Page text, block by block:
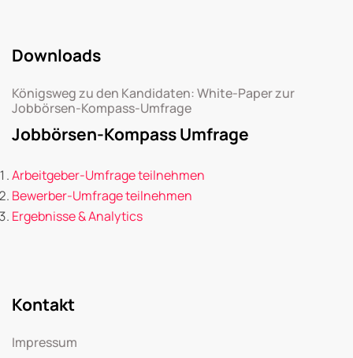
Downloads
Königsweg zu den Kandidaten: White-Paper zur
Jobbörsen-Kompass-Umfrage
Jobbörsen-Kompass Umfrage
Arbeitgeber-Umfrage teilnehmen
Bewerber-Umfrage teilnehmen
Ergebnisse & Analytics
Kontakt
Impressum